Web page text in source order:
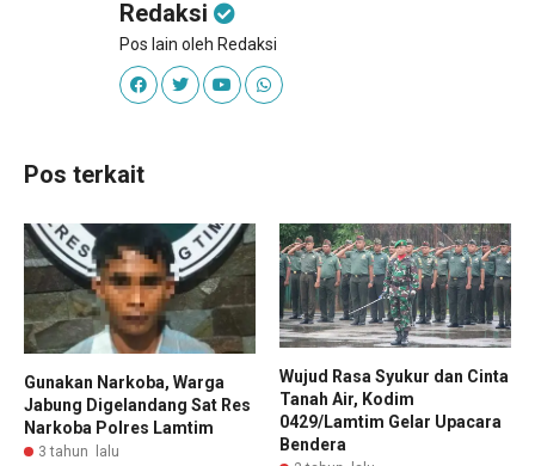
Redaksi
Pos lain oleh Redaksi
Pos terkait
Gunakan Narkoba, Warga
Jabung Digelandang Sat Res
Narkoba Polres Lamtim
3 tahun lalu
Wujud Rasa Syukur dan Cinta
Tanah Air, Kodim
0429/Lamtim Gelar Upacara
Bendera